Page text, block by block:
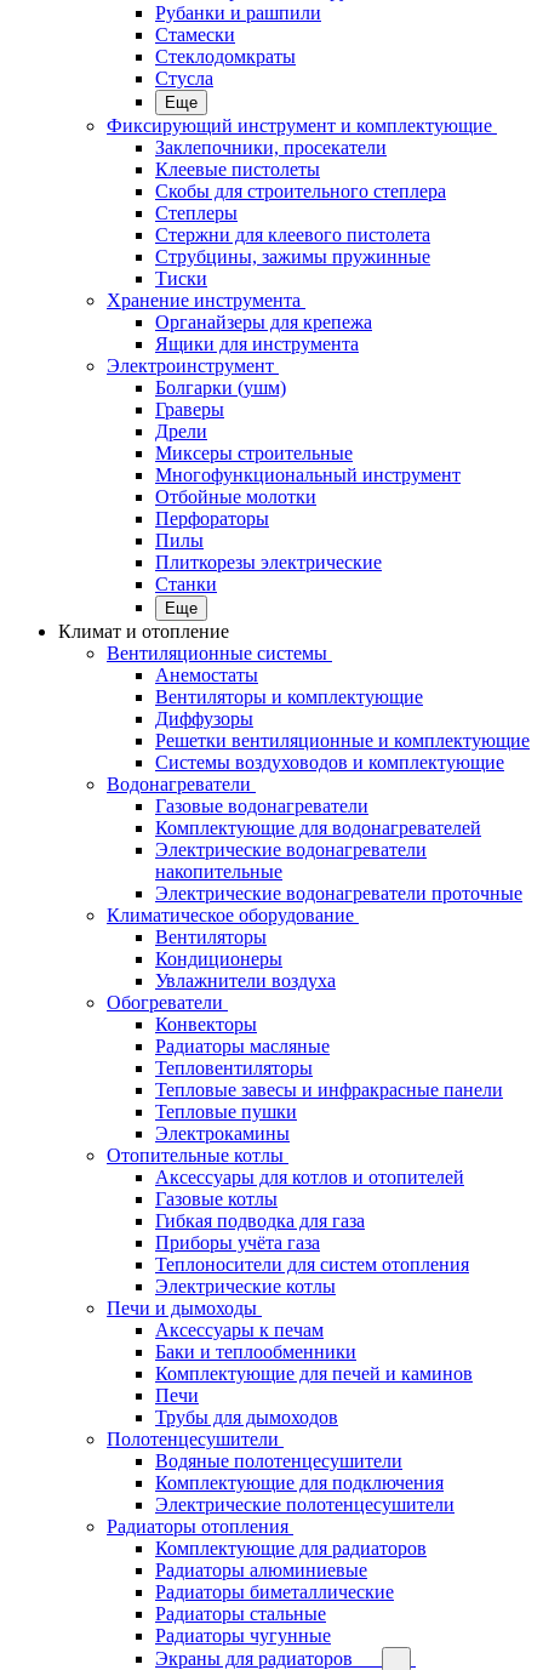
Рубанки и рашпили
Стамески
Стеклодомкраты
Стусла
Еще
Фиксирующий инструмент и комплектующие
Заклепочники, просекатели
Клеевые пистолеты
Скобы для строительного степлера
Степлеры
Стержни для клеевого пистолета
Струбцины, зажимы пружинные
Тиски
Хранение инструмента
Органайзеры для крепежа
Ящики для инструмента
Электроинструмент
Болгарки (ушм)
Граверы
Дрели
Миксеры строительные
Многофункциональный инструмент
Отбойные молотки
Перфораторы
Пилы
Плиткорезы электрические
Станки
Еще
Климат и отопление
Вентиляционные системы
Анемостаты
Вентиляторы и комплектующие
Диффузоры
Решетки вентиляционные и комплектующие
Системы воздуховодов и комплектующие
Водонагреватели
Газовые водонагреватели
Комплектующие для водонагревателей
Электрические водонагреватели
накопительные
Электрические водонагреватели проточные
Климатическое оборудование
Вентиляторы
Кондиционеры
Увлажнители воздуха
Обогреватели
Конвекторы
Радиаторы масляные
Тепловентиляторы
Тепловые завесы и инфракрасные панели
Тепловые пушки
Электрокамины
Отопительные котлы
Аксессуары для котлов и отопителей
Газовые котлы
Гибкая подводка для газа
Приборы учёта газа
Теплоносители для систем отопления
Электрические котлы
Печи и дымоходы
Аксессуары к печам
Баки и теплообменники
Комплектующие для печей и каминов
Печи
Трубы для дымоходов
Полотенцесушители
Водяные полотенцесушители
Комплектующие для подключения
Электрические полотенцесушители
Радиаторы отопления
Комплектующие для радиаторов
Радиаторы алюминиевые
Радиаторы биметаллические
Радиаторы стальные
Радиаторы чугунные
Экраны для радиаторов